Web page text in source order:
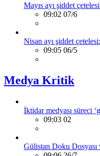
Mayıs ayı şiddet
09:02 07/6
Nisan ayı şiddet
09:05 06/5
Medya Kritik
İktidar medyası süreci
09:03 02
Gülistan Doku Dosyası